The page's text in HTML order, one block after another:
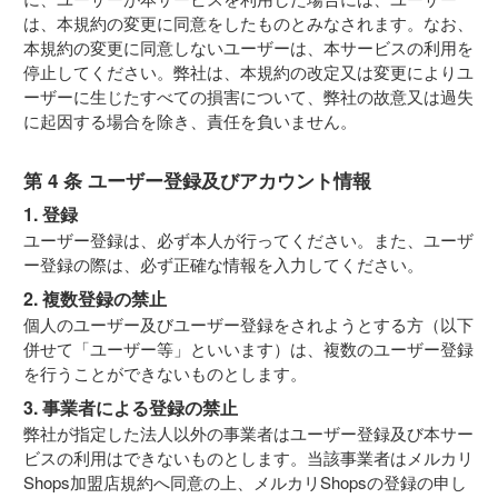
は、本規約の変更に同意をしたものとみなされます。なお、
本規約の変更に同意しないユーザーは、本サービスの利用を
停止してください。弊社は、本規約の改定又は変更によりユ
ーザーに生じたすべての損害について、弊社の故意又は過失
に起因する場合を除き、責任を負いません。
第 4 条 ユーザー登録及びアカウント情報
1. 登録
ユーザー登録は、必ず本人が行ってください。また、ユーザ
ー登録の際は、必ず正確な情報を入力してください。
2. 複数登録の禁止
個人のユーザー及びユーザー登録をされようとする方（以下
併せて「ユーザー等」といいます）は、複数のユーザー登録
を行うことができないものとします。
3. 事業者による登録の禁止
弊社が指定した法人以外の事業者はユーザー登録及び本サー
ビスの利用はできないものとします。当該事業者はメルカリ
Shops加盟店規約へ同意の上、メルカリShopsの登録の申し